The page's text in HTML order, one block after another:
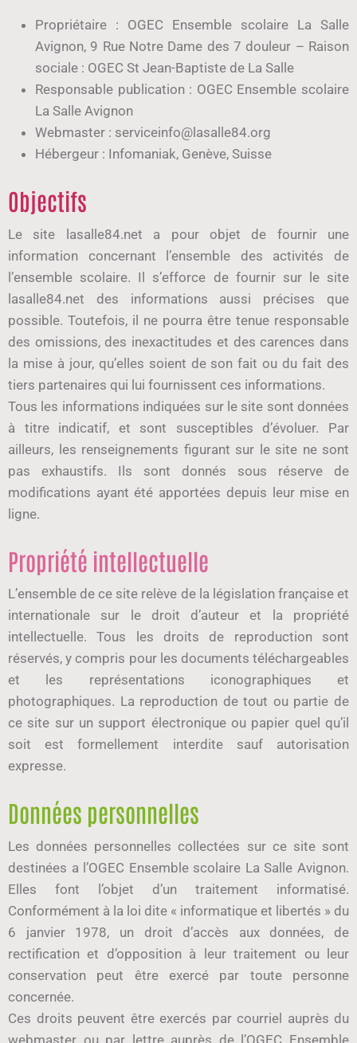
Propriétaire : OGEC Ensemble scolaire La Salle
Avignon, 9 Rue Notre Dame des 7 douleur – Raison
sociale : OGEC St Jean-Baptiste de La Salle
Responsable publication : OGEC Ensemble scolaire
La Salle Avignon
Webmaster : serviceinfo@lasalle84.org
Hébergeur : Infomaniak, Genève, Suisse
Objectifs
Le site lasalle84.net a pour objet de fournir une
information concernant l’ensemble des activités de
l’ensemble scolaire. Il s’efforce de fournir sur le site
lasalle84.net des informations aussi précises que
possible. Toutefois, il ne pourra être tenue responsable
des omissions, des inexactitudes et des carences dans
la mise à jour, qu’elles soient de son fait ou du fait des
tiers partenaires qui lui fournissent ces informations.
Tous les informations indiquées sur le site sont données
à titre indicatif, et sont susceptibles d’évoluer. Par
ailleurs, les renseignements figurant sur le site ne sont
pas exhaustifs. Ils sont donnés sous réserve de
modifications ayant été apportées depuis leur mise en
ligne.
Propriété intellectuelle
L’ensemble de ce site relève de la législation française et
internationale sur le droit d’auteur et la propriété
intellectuelle. Tous les droits de reproduction sont
réservés, y compris pour les documents téléchargeables
et les représentations iconographiques et
photographiques. La reproduction de tout ou partie de
ce site sur un support électronique ou papier quel qu’il
soit est formellement interdite sauf autorisation
expresse.
Données personnelles
Les données personnelles collectées sur ce site sont
destinées a l’OGEC Ensemble scolaire La Salle Avignon.
Elles font l’objet d’un traitement informatisé.
Conformément à la loi dite « informatique et libertés » du
6 janvier 1978, un droit d’accès aux données, de
rectification et d’opposition à leur traitement ou leur
conservation peut être exercé par toute personne
concernée.
Ces droits peuvent être exercés par courriel auprès du
webmaster ou par lettre auprès de l’OGEC Ensemble